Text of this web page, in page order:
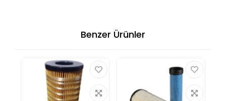
Benzer Ürünler